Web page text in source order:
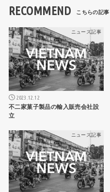
RECOMMEND
ニュース記事
2023.12.12
不二家菓子製品の輸入販売会社設
立
ニュース記事